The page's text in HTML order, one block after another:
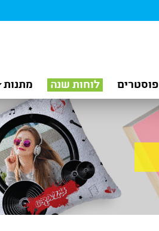
פוסטרים לוחות שנה מתנות